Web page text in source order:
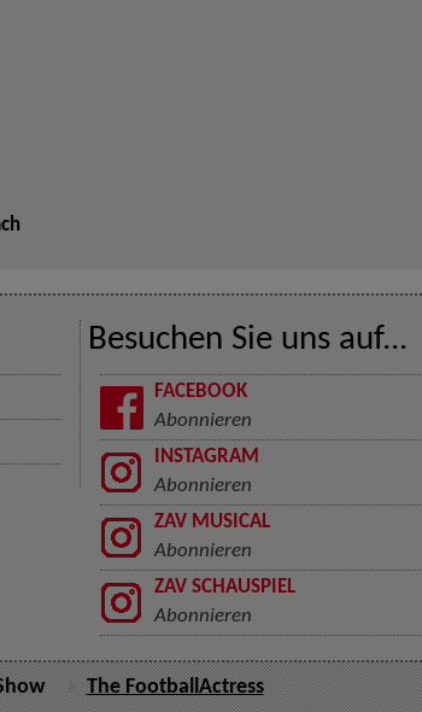
Besuchen Sie uns auf...
FACEBOOK
Abonnieren
INSTAGRAM
Abonnieren
ZAV MUSICAL
Abonnieren
ZAV SCHAUSPIEL
Abonnieren
The FootballActress